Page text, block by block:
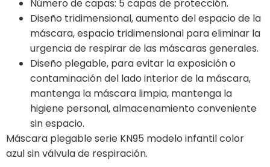
Número de capas: 5 capas de protección.
Diseño tridimensional, aumento del espacio de la
máscara, espacio tridimensional para eliminar la
urgencia de respirar de las máscaras generales.
Diseño plegable, para evitar la exposición o
contaminación del lado interior de la máscara,
mantenga la máscara limpia, mantenga la
higiene personal, almacenamiento conveniente
sin espacio.
Máscara plegable serie KN95 modelo infantil color
azul sin válvula de respiración.